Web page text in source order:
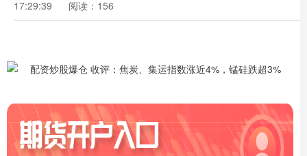
17:29:39
阅读：156